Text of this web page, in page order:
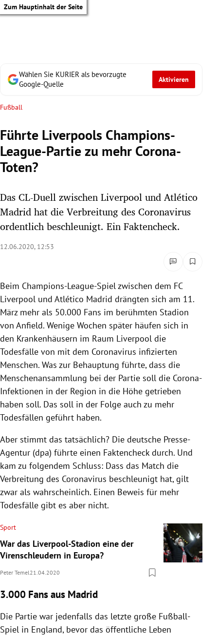
Zum Hauptinhalt der Seite
Untermenü
Untermenü
Untermenü
Untermenü
Untermenü
Untermenü
Untermenü
Wählen Sie KURIER als bevorzugte
Google-Quelle
Aktivieren
Fußball
Führte Liverpools Champions-
League-Partie zu mehr Corona-
Toten?
Das CL-Duell zwischen Liverpool und Atlético
Madrid hat die Verbreitung des Coronavirus
ordentlich beschleunigt. Ein Faktencheck.
12.06.2020, 12:53
Beim Champions-League-Spiel zwischen dem FC
Liverpool und Atlético Madrid drängten sich am 11.
März mehr als 50.000 Fans im berühmten Stadion
von Anfield. Wenige Wochen später häufen sich in
den Krankenhäusern im Raum Liverpool die
Todesfälle von mit dem Coronavirus infizierten
Menschen. Was zur Behauptung führte, dass die
Menschenansammlung bei der Partie soll die Corona-
Infektionen in der Region in die Höhe getrieben
haben soll. Das soll in der Folge auch zu mehr
Todesfällen geführt haben.
Aber stimmt das tatsächlich? Die deutsche Presse-
Agentur (dpa) führte einen Faktencheck durch. Und
kam zu folgendem Schluss: Dass das Match die
Verbreitung des Coronavirus beschleunigt hat, gilt
zwar als wahrscheinlich. Einen Beweis für mehr
Todesfälle gibt es aber nicht.
Sport
War das Liverpool-Stadion eine der
Virenschleudern in Europa?
Peter Temel21.04.2020
3.000 Fans aus Madrid
Die Partie war jedenfalls das letzte große Fußball-
Spiel in England, bevor das öffentliche Leben